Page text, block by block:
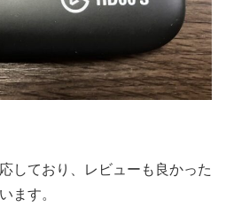
しており、レビューも良かった
ます。